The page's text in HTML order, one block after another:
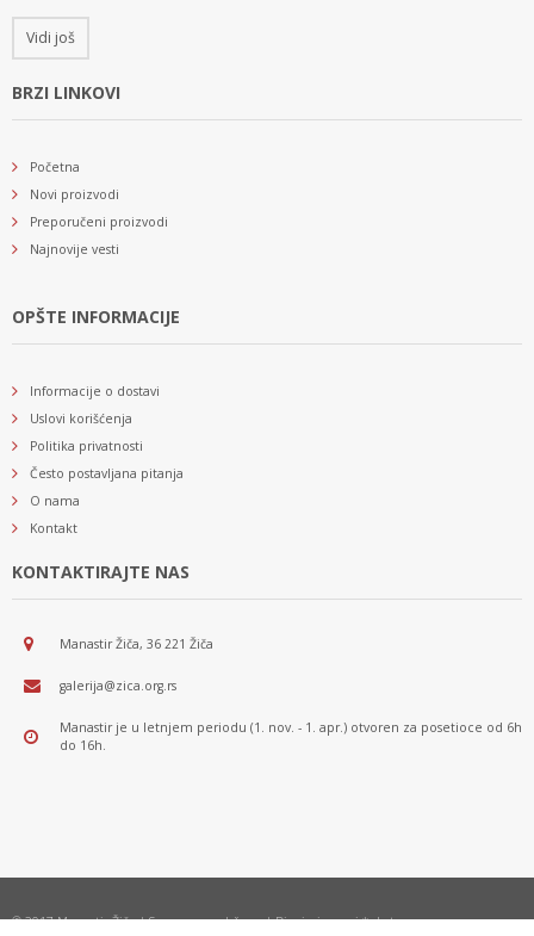
Vidi još
BRZI LINKOVI
Početna
Novi proizvodi
Preporučeni proizvodi
Najnovije vesti
OPŠTE INFORMACIJE
Informacije o dostavi
Uslovi korišćenja
Politika privatnosti
Često postavljana pitanja
O nama
Kontakt
KONTAKTIRAJTE NAS
Manastir Žiča, 36 221 Žiča
galerija@zica.org.rs
Manastir je u letnjem periodu (1. nov. - 1. apr.) otvoren za posetioce od 6h
do 16h.
© 2017 Manastir Žiča | Sva prava zadržana | Dizajn i razvoj *nbgteam